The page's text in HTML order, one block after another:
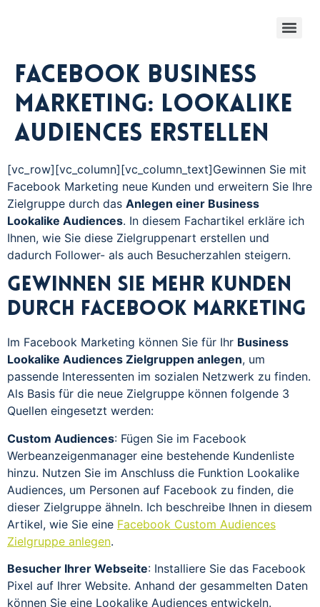
Facebook Business
Marketing: Lookalike
Audiences erstellen
[vc_row][vc_column][vc_column_text]Gewinnen Sie mit
Facebook Marketing neue Kunden und erweitern Sie Ihre
Zielgruppe durch das Anlegen einer Business
Lookalike Audiences. In diesem Fachartikel erkläre ich
Ihnen, wie Sie diese Zielgruppenart erstellen und
dadurch Follower- als auch Besucherzahlen steigern.
Gewinnen Sie mehr Kunden
durch Facebook Marketing
Im Facebook Marketing können Sie für Ihr Business
Lookalike Audiences Zielgruppen anlegen, um
passende Interessenten im sozialen Netzwerk zu finden.
Als Basis für die neue Zielgruppe können folgende 3
Quellen eingesetzt werden:
Custom Audiences: Fügen Sie im Facebook
Werbeanzeigenmanager eine bestehende Kundenliste
hinzu. Nutzen Sie im Anschluss die Funktion Lookalike
Audiences, um Personen auf Facebook zu finden, die
dieser Zielgruppe ähneln. Ich beschreibe Ihnen in diesem
Artikel, wie Sie eine Facebook Custom Audiences
Zielgruppe anlegen.
Besucher Ihrer Webseite: Installiere Sie das Facebook
Pixel auf Ihrer Website. Anhand der gesammelten Daten
können Sie eine Lookalike Audiences entwickeln.